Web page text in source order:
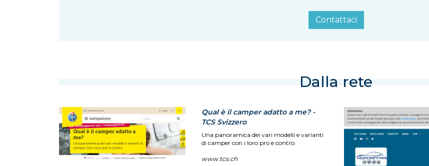
Contattaci
Dalla rete
Qual è il camper adatto a me? -
TCS Svizzero
Una panoramica dei vari modelli e varianti
di camper con i loro pro e contro.
www.tcs.ch